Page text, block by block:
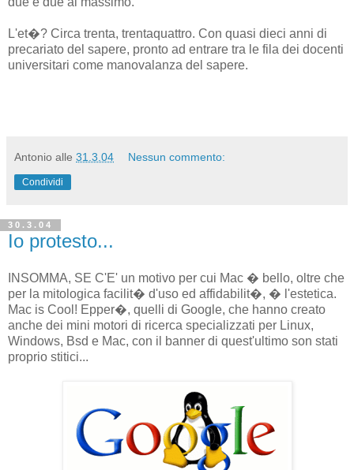
L'et�? Circa trenta, trentaquattro. Con quasi dieci anni di
precariato del sapere, pronto ad entrare tra le fila dei docenti
universitari come manovalanza del sapere.
Antonio alle 31.3.04 Nessun commento:
Condividi
30.3.04
Io protesto...
INSOMMA, SE C'E' un motivo per cui Mac � bello, oltre che
per la mitologica facilit� d'uso ed affidabilit�, � l'estetica.
Mac is Cool! Epper�, quelli di Google, che hanno creato
anche dei mini motori di ricerca specializzati per Linux,
Windows, Bsd e Mac, con il banner di quest'ultimo son stati
proprio stitici...